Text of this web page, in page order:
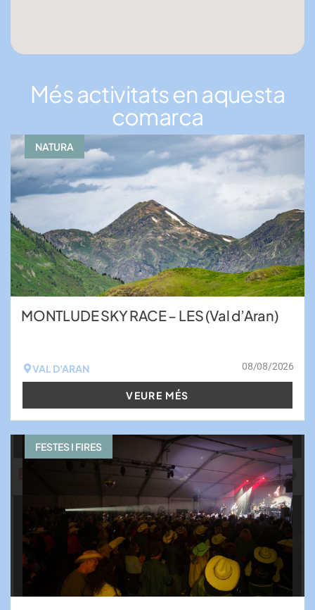
Més activitats en aquesta
comarca
NATURA
MONTLUDE SKY RACE – LES (Val d’Aran)
VAL D'ARAN 08/08/2026
VEURE MÉS
FESTES I FIRES